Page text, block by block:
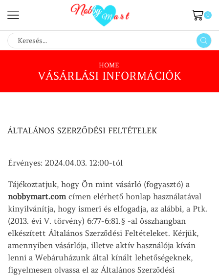
0
HOME
VÁSÁRLÁSI INFORMÁCIÓK
ÁLTALÁNOS SZERZŐDÉSI FELTÉTELEK
Érvényes: 2024.04.03. 12:00-tól
Tájékoztatjuk, hogy Ön mint vásárló (fogyasztó) a
nobbymart.com címen elérhető honlap használatával
kinyilvánítja, hogy ismeri és elfogadja, az alábbi, a Ptk.
(2013. évi V. törvény) 6:77-6:81.§ -al összhangban
elkészített Általános Szerződési Feltételeket. Kérjük,
amennyiben vásárlója, illetve aktív használója kíván
lenni a Webáruházunk által kínált lehetőségeknek,
figyelmesen olvassa el az Általános Szerződési